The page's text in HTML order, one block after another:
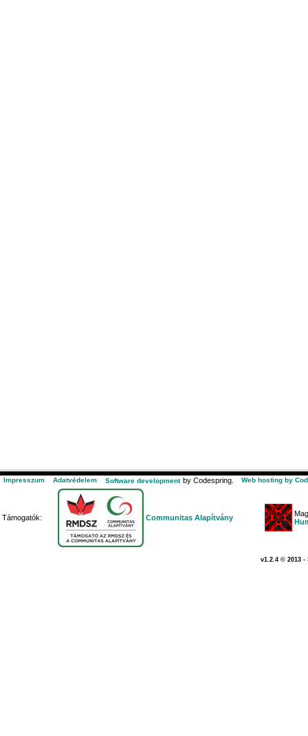
Impresszum Adatvédelem Software development by Codespring. Web hosting by
Támogatók: Communitas Alapítvány
v1.2.4 © 2013